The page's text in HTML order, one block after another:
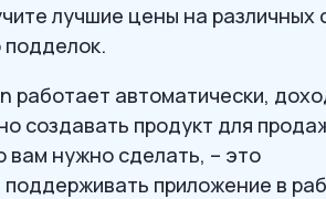
лучшие цены на различных
подделок.
работает автоматически,
создавать продукт для
вам нужно сделать, – это
поддерживать приложение в